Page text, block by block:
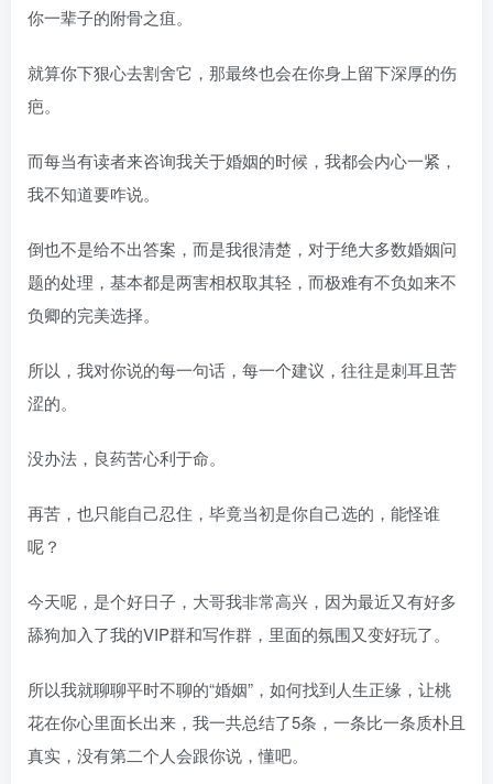
你一辈子的附骨之疽。
就算你下狠心去割舍它，那最终也会在你身上留下深厚的伤
疤。
而每当有读者来咨询我关于婚姻的时候，我都会内心一紧，
我不知道要咋说。
倒也不是给不出答案，而是我很清楚，对于绝大多数婚姻问
题的处理，基本都是两害相权取其轻，而极难有不负如来不
负卿的完美选择。
所以，我对你说的每一句话，每一个建议，往往是刺耳且苦
涩的。
没办法，良药苦心利于命。
再苦，也只能自己忍住，毕竟当初是你自己选的，能怪谁
呢？
今天呢，是个好日子，大哥我非常高兴，因为最近又有好多
舔狗加入了我的VIP群和写作群，里面的氛围又变好玩了。
所以我就聊聊平时不聊的“婚姻”，如何找到人生正缘，让桃
花在你心里面长出来，我一共总结了5条，一条比一条质朴且
真实，没有第二个人会跟你说，懂吧。